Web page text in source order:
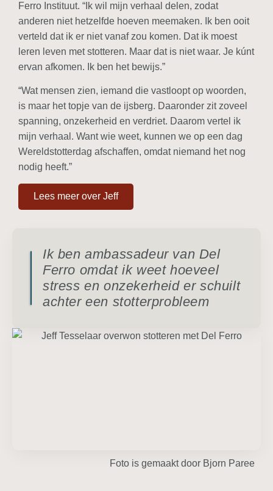
Foto is gemaakt door Bjorn Paree
Ferro Instituut. “Ik wil mijn verhaal delen, zodat
anderen niet hetzelfde hoeven meemaken. Ik ben ooit
verteld dat ik er niet vanaf zou komen. Dat ik moest
leren leven met stotteren. Maar dat is niet waar. Je kúnt
ervan afkomen. Ik ben het bewijs.”
“Wat mensen zien, iemand die vastloopt op woorden,
is maar het topje van de ijsberg. Daaronder zit zoveel
spanning, onzekerheid en verdriet. Daarom vertel ik
mijn verhaal. Want wie weet, kunnen we op een dag
Wereldstotterdag afschaffen, omdat niemand het nog
nodig heeft.”
Lees meer over Jeff
Ik ben ambassadeur van Del
Ferro omdat ik weet hoeveel
stress en onzekerheid er schuilt
achter een stotterprobleem